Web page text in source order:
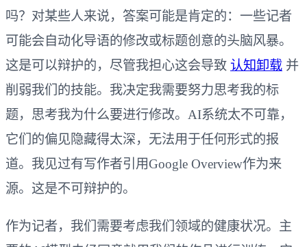
吗？对某些人来说，答案可能是肯定的：一些记者
可能会自动化导语的修改或标题创意的头脑风暴。
这是可以辩护的，尽管我担心这会导致 认知卸载 并
削弱我们的技能。我决定我需要努力思考我的标
题，思考我为什么要进行修改。AI系统太不可靠，
它们的偏见隐藏得太深，无法用于任何形式的报
道。我见过有写作者引用Google Overview作为来
源。这是不可辩护的。
作为记者，我们需要考虑我们领域的健康状况。主